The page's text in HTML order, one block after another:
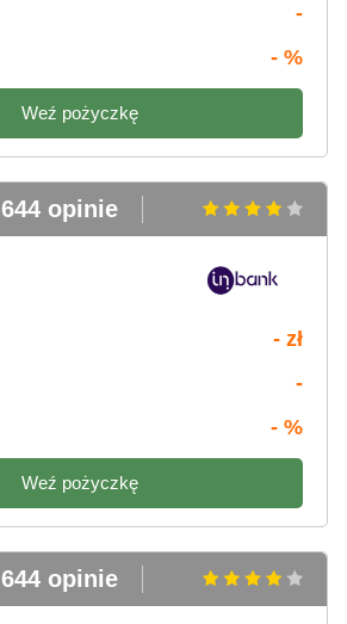
-
- %
Weź pożyczkę
- zł
-
- %
Weź pożyczkę
644 opinie
644 opinie